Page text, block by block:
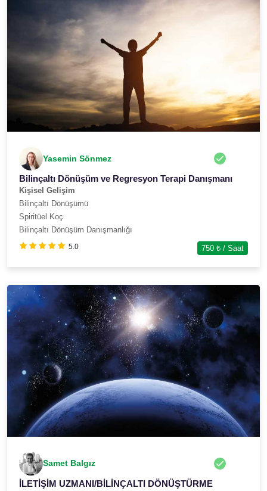
Yasemin Sönmez
Bilinçaltı Dönüşüm ve Regresyon Terapi Danışmanı
Kişisel Gelişim
Bilinçaltı Dönüşümü
Spiritüel Koç
Bilinçaltı Dönüşüm Danışmanlığı
5.0 750 ₺ / Saat
Samet Balgız
İLETİŞİM UZMANI/BİLİNÇALTI DÖNÜŞTÜRME